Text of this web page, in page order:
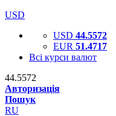
USD
USD 44.5572
EUR 51.4717
Всі курси валют
44.5572
Авторизація
Пошук
RU